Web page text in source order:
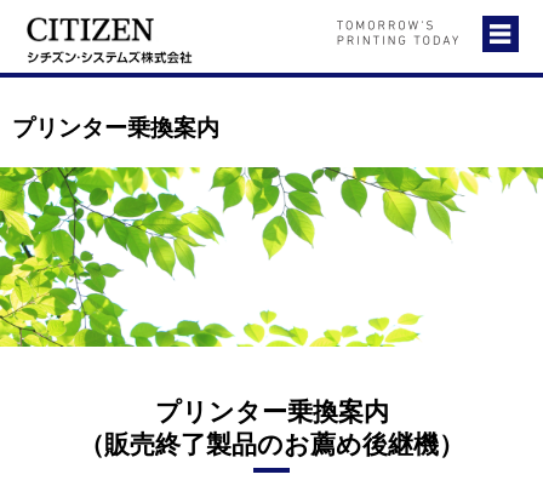
プリンター乗換案内
プリンター乗換案内
（販売終了製品のお薦め後継機）